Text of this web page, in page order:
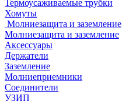
Термоусаживаемые трубки
Хомуты
Молниезащита и заземление
Молниезащита и заземление
Аксессуары
Держатели
Заземление
Молниеприемники
Соединители
УЗИП